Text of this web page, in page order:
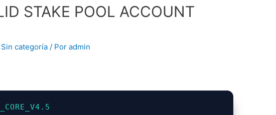
STAKE POOL ACCOUNT
Sin categoría / Poradmin